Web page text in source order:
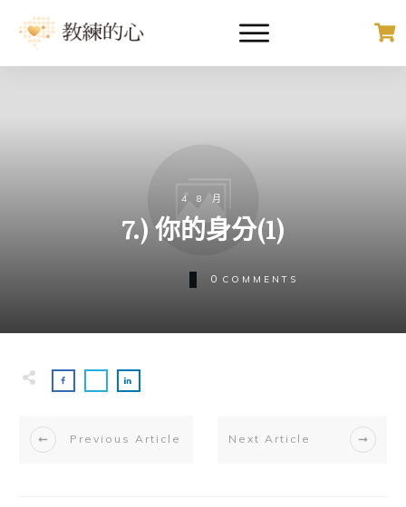
4 8 月
7.) 你的身分(1)
0 COMMENTS
Previous Article Next Article